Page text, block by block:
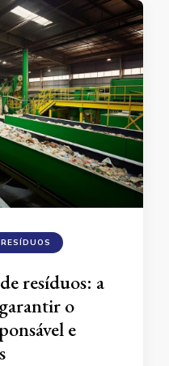
resíduos: a
o
e